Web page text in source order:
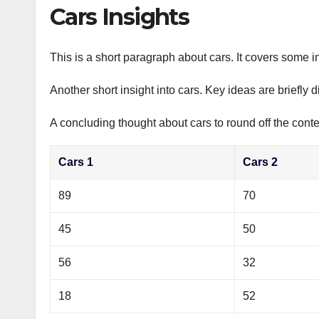
Cars Insights
This is a short paragraph about cars. It covers some
Another short insight into cars. Key ideas are briefly
A concluding thought about cars to round off the
Cars 1 Cars 2
89 70
45 50
56 32
18 52